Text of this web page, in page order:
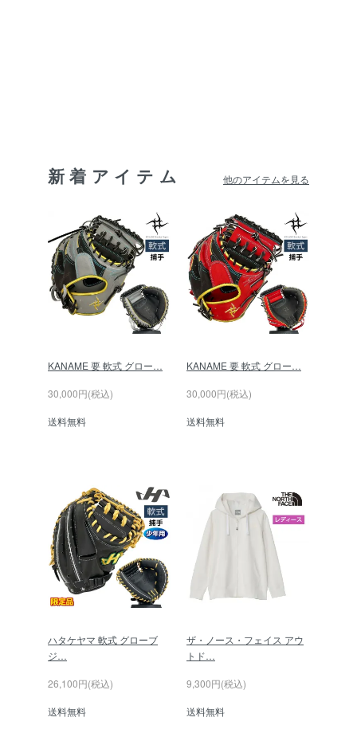
新着アイテム 他のアイテムを見る
KANAME 要 軟式 グロー…
30,000円(税込)
送料無料
KANAME 要 軟式 グロー…
30,000円(税込)
送料無料
ハタケヤマ 軟式 グローブ
ジ…
26,100円(税込)
送料無料
ザ・ノース・フェイス アウ
トド…
9,300円(税込)
送料無料